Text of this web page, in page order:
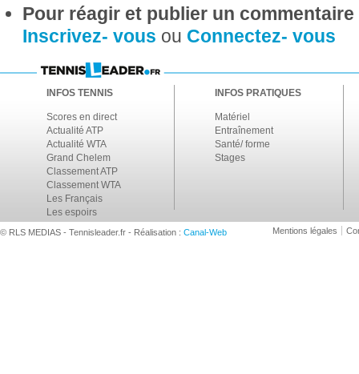
Pour réagir et publier un
Inscrivez- vous ou Connectez- vous
INFOS TENNIS
Scores en direct
Actualité ATP
Actualité WTA
Grand Chelem
Classement ATP
Classement WTA
Les Français
Les espoirs
INFOS PRATIQUES
Matériel
Entraînement
Santé/ forme
Stages
© RLS MEDIAS - Tennisleader.fr - Réalisation : Canal-Web Mentions légales